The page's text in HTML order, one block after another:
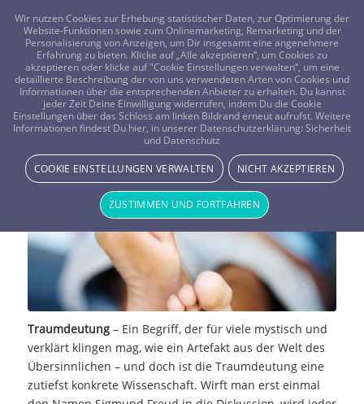
FRAGEN? KOSTENLOS ANRUFEN: 0800-8478266
Die Geschichte der Traumdeutung
TRAUMWELT & BEDEUTUNG
Traumdeutung– Ein Begriff, der für viele mystisch und
verklärt klingen mag, wie ein Artefakt aus der Welt des
Übersinnlichen – und doch ist die Traumdeutung eine
zutiefst konkrete Wissenschaft. Wirft man erst einmal
Wir nutzen Cookies zur Erhebung statistischer Daten, zur Optimierung der
Website-Funktionen sowie zum Onlinemarketing, Remarketing und der
Personalisierung von Anzeigen, um Dir insgesamt eine angenehmere
Erfahrung zu bieten. Klicke auf „Alle akzeptieren“, um Cookies zu
akzeptieren oder klicke auf "Cookie Einstellungen verwalten“, um eine
detaillierte Beschreibung der von uns verwendeten Arten von Cookies und
Informationen über die entsprechenden Anbieter zu erhalten. Du kannst
jeder Zeit Deine Einwilligung widerrufen, indem Du die Cookie
Einstellungen über das Schloss am linken Bildrand erneut aufrufst. Weitere
Informationen findest Du hier, in unserer Datenschutzerklärung: Sicherheit
und Datenschutz
COOKIE EINSTELLUNGEN VERWALTEN NICHT AKZEPTIEREN
ZUSTIMMEN UND FORTFAHREN